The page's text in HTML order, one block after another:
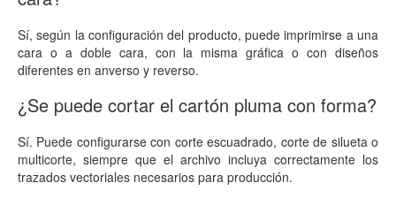
Sí, según la configuración del producto, puede imprimirse a una
cara o a doble cara, con la misma gráfica o con diseños
diferentes en anverso y reverso.
¿Se puede cortar el cartón pluma con forma?
Sí. Puede configurarse con corte escuadrado, corte de silueta o
multicorte, siempre que el archivo incluya correctamente los
trazados vectoriales necesarios para producción.